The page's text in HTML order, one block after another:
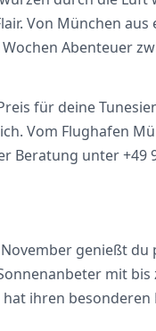
Von München aus
Abenteuer
für deine
Vom Flughafen
unter +49
genießt
mit bis
ihren besonderen